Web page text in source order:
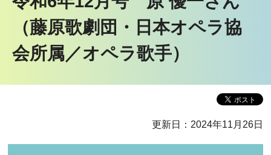
（藤原歌劇団・日本オペラ協
会所属／オペラ歌手）
更新日：2024年11月26日